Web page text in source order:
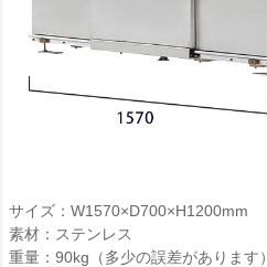
サイズ：W1570×D700×H1200mm
素材：ステンレス
重量：90kg（多少の誤差があります）